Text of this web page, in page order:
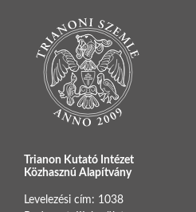
Trianon Kutató Intézet
Közhasznú Alapítvány
Levelezési cím: 1038